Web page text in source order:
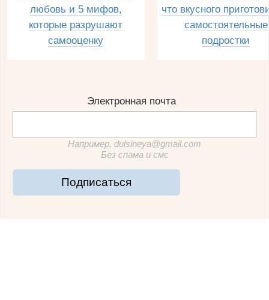
любовь и 5 мифов,
которые разрушают
самооценку
что вкусного
самостоятельные
подростки
Электронная почта
Например, dulsineya@gmail.com
Без спама и смс
Подписаться